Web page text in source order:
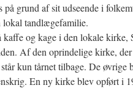
grund af sit udseende i
lokal tandlægefamilie.
kaffe og kage i den lokale
Af den oprindelige kirke,
kun tårnet tilbage. De øvrige
En ny kirke blev opført i